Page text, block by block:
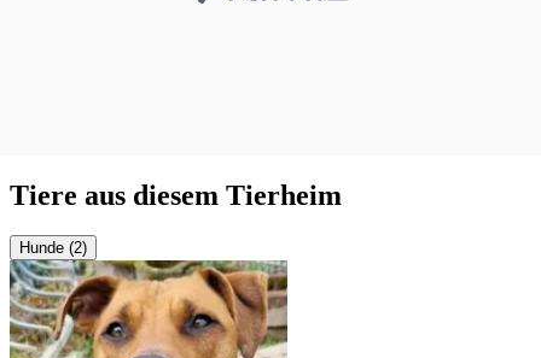
Tiere aus diesem Tierheim
Hunde (2)